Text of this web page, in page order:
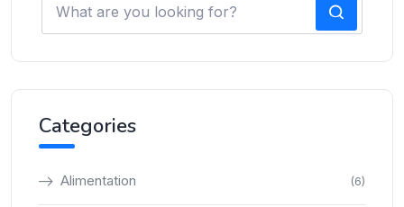
Categories
Alimentation (6)